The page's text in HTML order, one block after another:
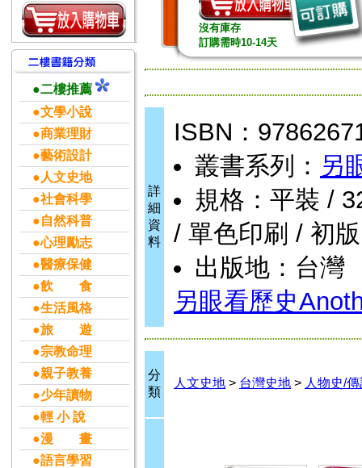
●二樓推薦
●文學小說
●商業理財
●藝術設計
●人文史地
●社會科學
●自然科普
●心理勵志
●醫療保健
●飲 食
●生活風格
●旅 遊
●宗教命理
●親子教養
●少年讀物
●輕 小 說
●漫 畫
●語言學習
沒有庫存
訂購需時10-14天
詳
細
資
料
ISBN：
叢書系列： 另
規格：平裝 /
/ 單色印刷 / 初版
出版地：台灣
另眼看歷史
分
類
人文史地 > 台灣史地 > 人物史/